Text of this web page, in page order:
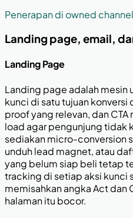
Penerapan di owned channel
Landing page, email,
Landing Page
Landing page adalah mesin
kunci di satu tujuan konversi
proof yang relevan, dan
load agar pengunjung tidak
sediakan micro-conversion
unduh lead magnet, atau
yang belum siap beli tetap
tracking di setiap aksi kunci
memisahkan angka Act dan
halaman itu bocor.